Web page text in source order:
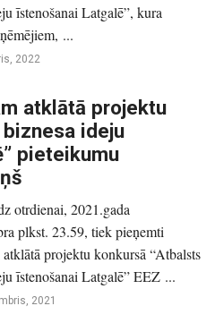
īstenošanai Latgalē”, kura
...
2022
atklātā projektu
ideju
pieteikumu
otrdienai, 2021.gada
plkst. 23.59, tiek pieņemti
projektu konkursā “Atbalsts
īstenošanai Latgalē” EEZ ...
2021